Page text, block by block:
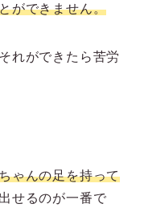
ができません。
れができたら苦労
ゃんの足を持って
せるのが一番で